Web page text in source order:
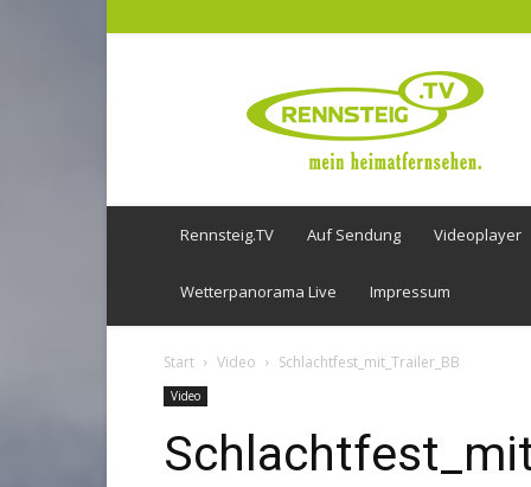
Rennsteig.TV Auf Sendung Videoplayer
Wetterpanorama Live Impressum
Start Video Schlachtfest_mit_Trailer_BB
Video